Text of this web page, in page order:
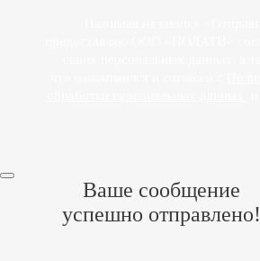
Ваше сообщение
успешно отправлено!